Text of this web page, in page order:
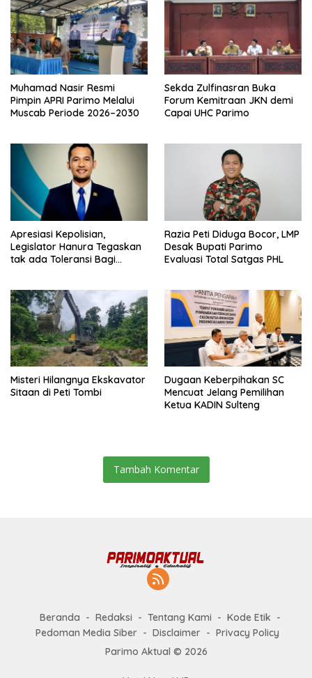
Muhamad Nasir Resmi
Pimpin APRI Parimo Melalui
Muscab Periode 2026–2030
Sekda Zulfinasran Buka
Forum Kemitraan JKN demi
Capai UHC Parimo
Apresiasi Kepolisian,
Legislator Hanura Tegaskan
tak ada Toleransi Bagi
Razia Peti Diduga Bocor, LMP
Desak Bupati Parimo
Evaluasi Total Satgas PHL
Misteri Hilangnya Ekskavator
Sitaan di Peti Tombi
Dugaan Keberpihakan SC
Mencuat Jelang Pemilihan
Ketua KADIN Sulteng
Tambah Komentar
Beranda Redaksi Tentang Kami
Kode Etik
Pedoman Media Siber
Disclaimer
Privacy Policy
Parimo Aktual © 2026